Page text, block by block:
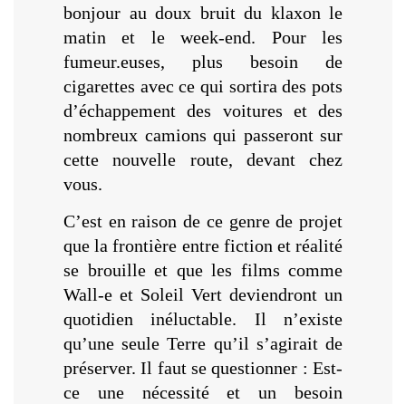
bonjour au doux bruit du klaxon le
matin et le week-end. Pour les
fumeur.euses, plus besoin de
cigarettes avec ce qui sortira des pots
d’échappement des voitures et des
nombreux camions qui passeront sur
cette nouvelle route, devant chez
vous.
C’est en raison de ce genre de projet
que la frontière entre fiction et réalité
se brouille et que les films comme
Wall-e et Soleil Vert deviendront un
quotidien inéluctable. Il n’existe
qu’une seule Terre qu’il s’agirait de
préserver. Il faut se questionner : Est-
ce une nécessité et un besoin